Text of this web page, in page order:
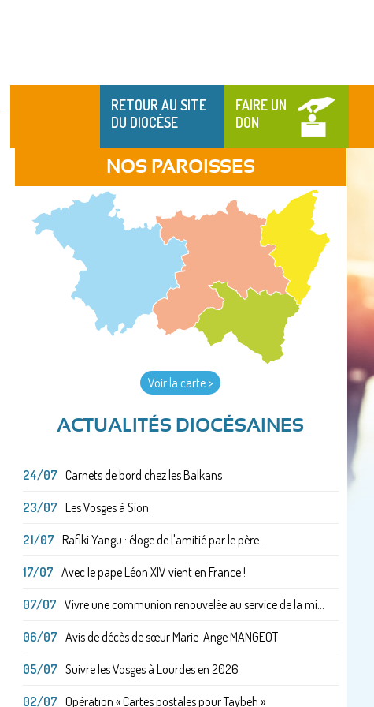
RETOUR AU SITE
DU DIOCÈSE
FAIRE UN
DON
NOS PAROISSES
Voir la carte >
ACTUALITÉS DIOCÉSAINES
24/07 Carnets de bord chez les Balkans
23/07 Les Vosges à Sion
21/07 Rafiki Yangu : éloge de l'amitié par le père...
17/07 Avec le pape Léon XIV vient en France !
07/07 Vivre une communion renouvelée au service de la mi...
06/07 Avis de décès de sœur Marie-Ange MANGEOT
05/07 Suivre les Vosges à Lourdes en 2026
02/07 Opération « Cartes postales pour Taybeh »